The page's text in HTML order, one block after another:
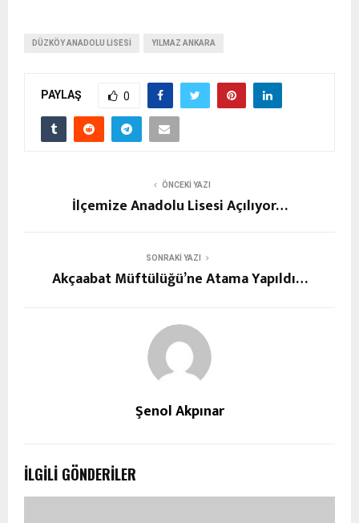
DÜZKÖY ANADOLU LISESI YILMAZ ANKARA
PAYLAŞ 0
ÖNCEKI YAZI
İlçemize Anadolu Lisesi Açılıyor…
SONRAKI YAZI
Akçaabat Müftülüğü’ne Atama Yapıldı…
Şenol Akpınar
İLGILI GÖNDERILER